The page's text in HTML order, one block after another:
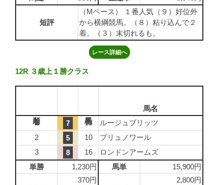
短評
（Mペース） １番人気（９）好位外
から横綱競馬。（８）粘り込んで２
着。（３）末切れるも。
レース詳細へ
12R ３歳上１勝クラス
馬名
1
7 13
ルージュブリッツ
2
5 10
プリュノワール
3
8 16
ロンドンアームズ
単勝
1,230円 馬単 15,900円
370円
2,800円